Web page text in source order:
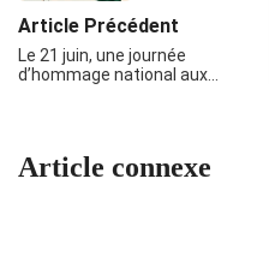
Article Précédent
Le 21 juin, une journée
d’hommage national aux…
Article connexe